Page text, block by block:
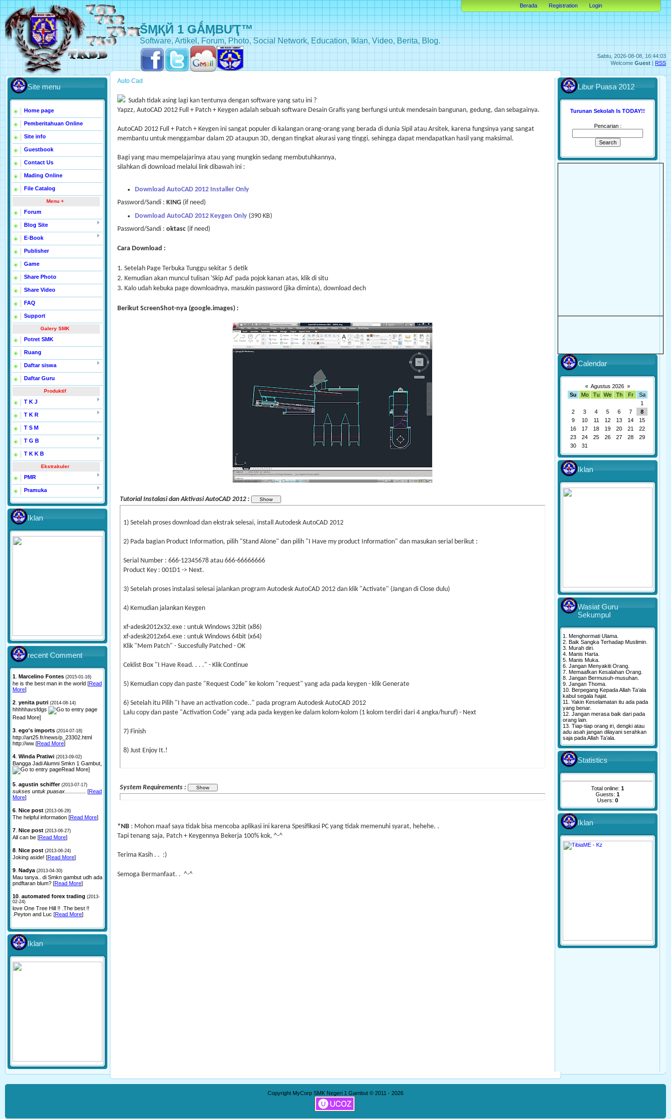
Sabtu, 2026-08-08, 16:44:03
Welcome Guest | RSS
ŠӍҚЙ 1 ǤǺӍBƯҬ™
Software, Artikel, Forum, Photo, Social Network, Education, Iklan, Video, Berita, Blog.
Berada Registration Login
Site menu
Home page
Pemberitahuan Online
Site info
Guestbook
Contact Us
Mading Online
File Catalog
Menu +
Forum
Blog Site
E-Book
Publisher
Game
Share Photo
Share Video
FAQ
Support
Galery SMK
Potret SMK
Ruang
Daftar siswa
Daftar Guru
Produktif
T K J
T K R
T S M
T G B
T K K B
Ekstrakuler
PMR
Pramuka
Iklan
recent Comment
1 Marcelino Fontes (2015-01-16)
he is the best man in the world [Read
More]
2 yenita putri (2014-08-14)
hhhhhavsfdgs
Read More]
3 ego's imports (2014-07-18)
http://art25.fr/news/p_23302.html
http://ww [Read More]
4 Winda Pratiwi (2013-09-02)
Bangga Jadi Alumni Smkn 1 Gambut,
Read More]
5 agustin schiffer (2013-07-17)
sukses untuk puasax.............. [Read
More]
6 Nice post (2013-06-28)
The helpful information [Read More]
7 Nice post (2013-06-27)
All can be [Read More]
8 Nice post (2013-06-24)
Joking aside! [Read More]
9 Nadya (2013-04-30)
Mau tanya.. di Smkn gambut udh ada
pndftaran blum? [Read More]
10 automated forex trading (2013-
02-24)
love One Tree Hill !! .The best !!
.Peyton and Luc [Read More]
Iklan
Auto Cad
Sudah tidak asing lagi kan tentunya dengan software yang satu ini ?
Yapzz, AutoCAD 2012 Full + Patch + Keygen adalah sebuah software Desain Grafis yang berfungsi untuk mendesain bangunan, gedung, dan sebagainya.
AutoCAD 2012 Full + Patch + Keygen ini sangat populer di kalangan orang-orang yang berada di dunia Sipil atau Arsitek, karena fungsinya yang sangat
membantu untuk menggambar dalam 2D ataupun 3D, dengan tingkat akurasi yang tinggi, sehingga dapat mendapatkan hasil yang maksimal.
Bagi yang mau mempelajarinya atau yang mungkin sedang membutuhkannya,
silahkan di download melalui link dibawah ini :
Download AutoCAD 2012 Installer Only
Password/Sandi : KING (if need)
Download AutoCAD 2012 Keygen Only (390 KB)
Password/Sandi : oktasc (if need)
Cara Download :
1. Setelah Page Terbuka Tunggu sekitar 5 detik
2. Kemudian akan muncul tulisan 'Skip Ad' pada pojok kanan atas, klik di situ
3. Kalo udah kebuka page downloadnya, masukin password (jika diminta), download dech
Berikut ScreenShot-nya (google.images) :
Tutorial Instalasi dan Aktivasi AutoCAD 2012 :
1) Setelah proses download dan ekstrak selesai, install Autodesk AutoCAD 2012
2) Pada bagian Product Information, pilih "Stand Alone" dan pilih "I Have my product Information" dan masukan serial berikut :
Serial Number : 666-12345678 atau 666-66666666
Product Key : 001D1 -> Next.
3) Setelah proses instalasi selesai jalankan program Autodesk AutoCAD 2012 dan klik "Activate" (Jangan di Close dulu)
4) Kemudian jalankan Keygen
xf-adesk2012x32.exe : untuk Windows 32bit (x86)
xf-adesk2012x64.exe : untuk Windows 64bit (x64)
Klik "Mem Patch" - Succesfully Patched - OK
Ceklist Box "I Have Read. . . ." - Klik Continue
5) Kemudian copy dan paste "Request Code" ke kolom "request" yang ada pada keygen - klik Generate
6) Setelah itu Pilih "I have an activation code.." pada program Autodesk AutoCAD 2012
Lalu copy dan paste "Activation Code" yang ada pada keygen ke dalam kolom-kolom (1 kolom terdiri dari 4 angka/huruf) - Next
7) Finish
8) Just Enjoy It.!
System Requirements :
*NB : Mohon maaf saya tidak bisa mencoba aplikasi ini karena Spesifikasi PC yang tidak memenuhi syarat, hehehe. .
Tapi tenang saja, Patch + Keygennya Bekerja 100% kok, ^-^
Terima Kasih . . :)
Semoga Bermanfaat. . ^-^
Libur Puasa 2012
Turunan Sekolah Is TODAY!!
Pencarian :
Calendar
« Agustus 2026 »
Su
Mo Tu We Th Fr
Sa
1
2
3 4 5 6 7
8
9
10 11 12 13 14
15
16
17 18 19 20 21
22
23
24 25 26 27 28
29
30
31
Iklan
Wasiat Guru
Sekumpul
1. Menghormati Ulama.
2. Baik Sangka Terhadap Muslimin.
3. Murah diri.
4. Manis Harta.
5. Manis Muka.
6. Jangan Menyakiti Orang.
7. Memaafkan Kesalahan Orang.
8. Jangan Bermusuh-musuhan.
9. Jangan Thoma.
10. Berpegang Kepada Allah Ta’ala
kabul segala hajat.
11. Yakin Keselamatan itu ada pada
yang benar.
12. Jangan merasa baik dari pada
orang lain.
13. Tiap-tiap orang iri, dengki atau
adu asah jangan dilayani serahkan
saja pada Allah Ta’ala.
Statistics
Total online: 1
Guests: 1
Users: 0
Iklan
Copyright MyCorp SMK Negeri 1 Gambut © 2011 - 2026